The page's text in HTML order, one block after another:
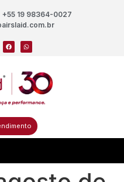
+55 19 98364-0027